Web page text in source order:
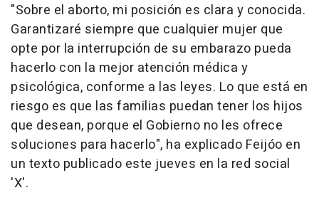
"Sobre el aborto, mi posición es clara y conocida.
Garantizaré siempre que cualquier mujer que
opte por la interrupción de su embarazo pueda
hacerlo con la mejor atención médica y
psicológica, conforme a las leyes. Lo que está en
riesgo es que las familias puedan tener los hijos
que desean, porque el Gobierno no les ofrece
soluciones para hacerlo", ha explicado Feijóo en
un texto publicado este jueves en la red social
'X'.